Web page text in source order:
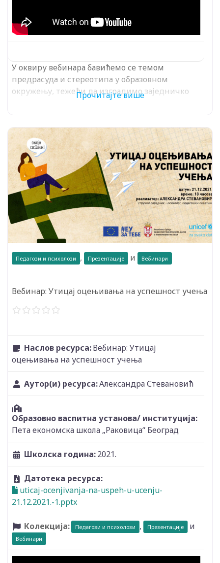
У оквиру вебинара бавићемо се темом
предрасуда и стереотипа у образовном
окружењу, тежећи да изградимо заједничко
разумевање ових социјалнопсихолошких
Прочитајте више
Педагози и психолози , Презентације и Вебинари
Вебинар: Утицај оцењивања на успешност учења
Наслов ресурса:Вебинар: Утицај
оцењивања на успешност учења
Аутор(и) ресурса:Александра Стевановић
Образовно васпитна установа/ институција:
Пета економска школа „Раковица“ Београд
Школска година:2021.
Датотека ресурса:
uticaј-ocenjivanja-na-uspeh-u-ucenju-
21.12.2021.-1.pptx
Колекција: Педагози и психолози , Презентације и
Вебинари